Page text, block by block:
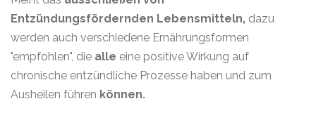
Entzündungsfördernden Lebensmitteln, dazu
werden auch verschiedene Ernährungsformen
"empfohlen", die alle eine positive Wirkung auf
chronische entzündliche Prozesse haben und zum
Ausheilen führen können.